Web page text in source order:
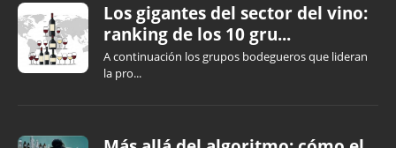
Los gigantes del sector del vino:
ranking de los 10 gru...
A continuación los grupos bodegueros que lideran
la pro...